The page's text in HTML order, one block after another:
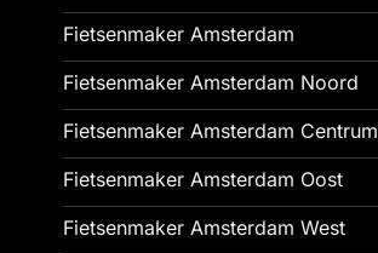
Fietsenmaker Amsterdam
Fietsenmaker Amsterdam Noord
Fietsenmaker Amsterdam Centrum
Fietsenmaker Amsterdam Oost
Fietsenmaker Amsterdam West